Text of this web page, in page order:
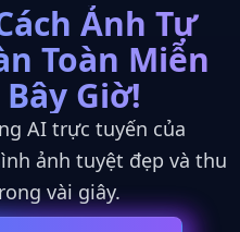
Ảnh Tự
Toàn Miễn
Giờ!
AI trực tuyến của
ảnh tuyệt đẹp và thu
vài giây.
Close
CÁCH MẠNG